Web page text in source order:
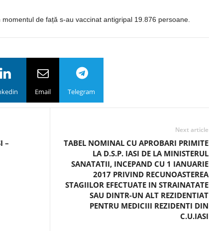
de față s-au vaccinat antigripal 19.876 persoane.
Email Telegram
–
Next article
TABEL NOMINAL CU APROBARI PRIMITE
LA D.S.P. IASI DE LA MINISTERUL
SANATATII, INCEPAND CU 1 IANUARIE
2017 PRIVIND RECUNOASTEREA
STAGIILOR EFECTUATE IN STRAINATATE
SAU DINTR-UN ALT REZIDENTIAT
PENTRU MEDICIII REZIDENTI DIN
C.U.IASI